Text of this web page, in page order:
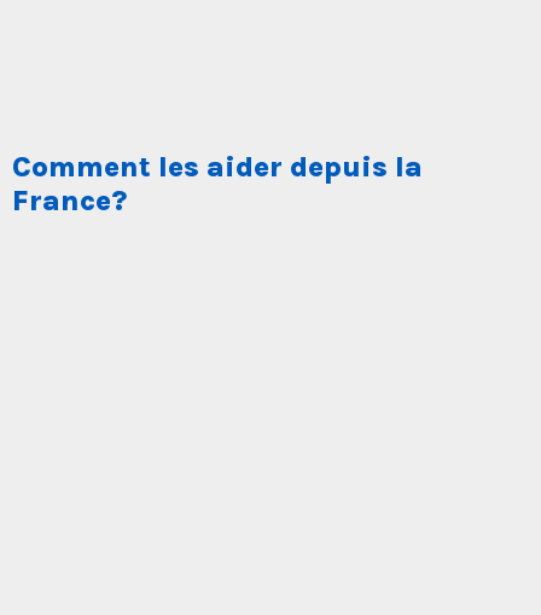
Comment les aider depuis la
France?